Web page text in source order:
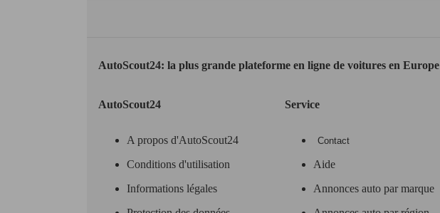
AutoScout24: la plus grande plateforme en ligne de voitures en Europe
AutoScout24
A propos d'AutoScout24
Conditions d'utilisation
Informations légales
Service
Contact
Aide
Annonces auto par marque